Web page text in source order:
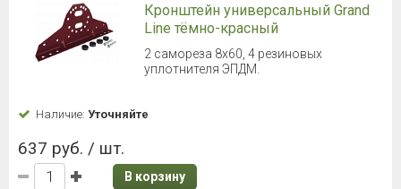
Кронштейн универсальный Grand
Line тёмно-красный
2 самореза 8х60, 4 резиновых
уплотнителя ЭПДМ.
Наличие: Уточняйте
637 руб. / шт.
В корзину